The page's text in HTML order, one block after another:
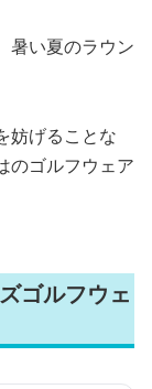
暑い夏のラウン
妨げることな
のゴルフウェア
ゴルフウェ